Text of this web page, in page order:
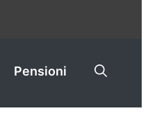
Pensioni